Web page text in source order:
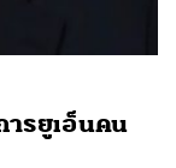
ารยูเอ็นคน